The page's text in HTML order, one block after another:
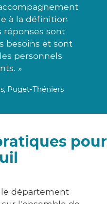
à la définition
réponses sont
besoins et sont
personnels
»
Puget-Théniers
pour
département